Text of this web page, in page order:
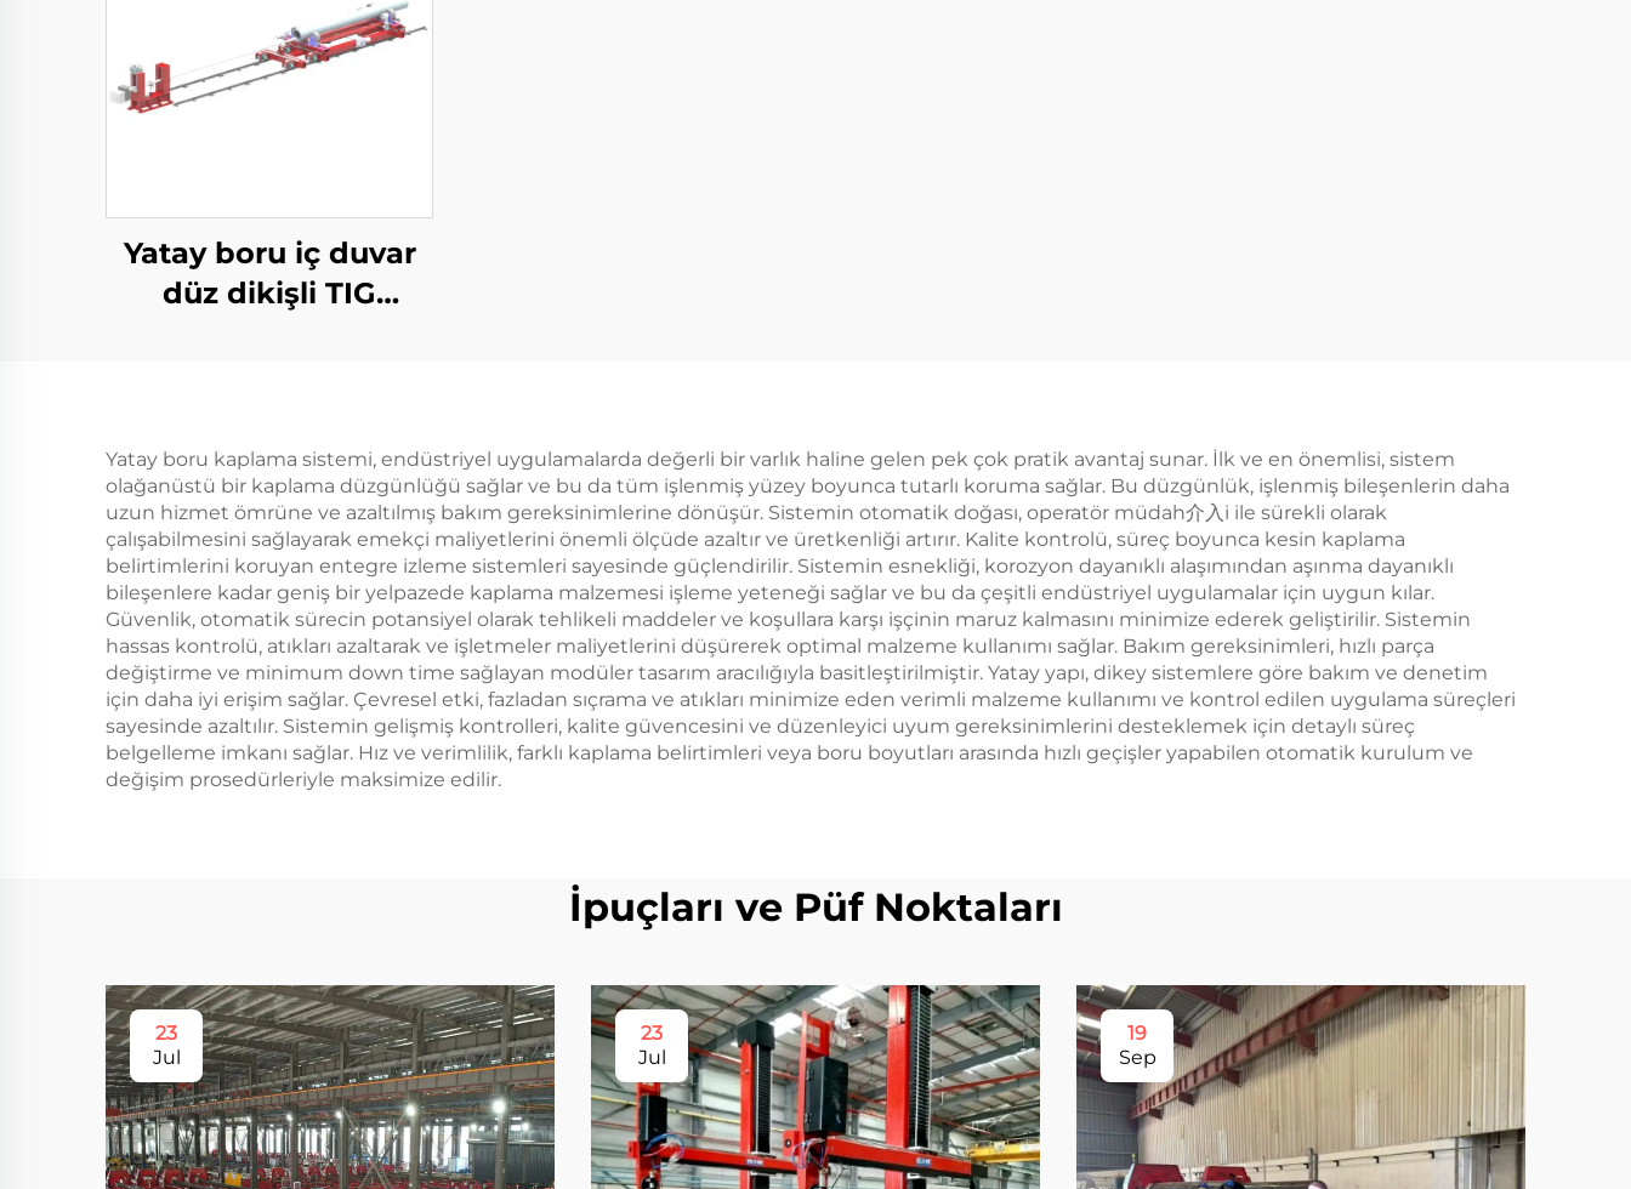
Yatay boru iç duvar
düz dikişli TIG
Yatay boru kaplama sistemi, endüstriyel uygulamalarda değerli bir varlık haline gelen pek çok pratik avantaj sunar. İlk ve en önemlisi, sistem
olağanüstü bir kaplama düzgünlüğü sağlar ve bu da tüm işlenmiş yüzey boyunca tutarlı koruma sağlar. Bu düzgünlük, işlenmiş bileşenlerin daha
uzun hizmet ömrüne ve azaltılmış bakım gereksinimlerine dönüşür. Sistemin otomatik doğası, operatör müdah介入i ile sürekli olarak
çalışabilmesini sağlayarak emekçi maliyetlerini önemli ölçüde azaltır ve üretkenliği artırır. Kalite kontrolü, süreç boyunca kesin kaplama
belirtimlerini koruyan entegre izleme sistemleri sayesinde güçlendirilir. Sistemin esnekliği, korozyon dayanıklı alaşımından aşınma dayanıklı
bileşenlere kadar geniş bir yelpazede kaplama malzemesi işleme yeteneği sağlar ve bu da çeşitli endüstriyel uygulamalar için uygun kılar.
Güvenlik, otomatik sürecin potansiyel olarak tehlikeli maddeler ve koşullara karşı işçinin maruz kalmasını minimize ederek geliştirilir. Sistemin
hassas kontrolü, atıkları azaltarak ve işletmeler maliyetlerini düşürerek optimal malzeme kullanımı sağlar. Bakım gereksinimleri, hızlı parça
değiştirme ve minimum down time sağlayan modüler tasarım aracılığıyla basitleştirilmiştir. Yatay yapı, dikey sistemlere göre bakım ve denetim
için daha iyi erişim sağlar. Çevresel etki, fazladan sıçrama ve atıkları minimize eden verimli malzeme kullanımı ve kontrol edilen uygulama süreçleri
sayesinde azaltılır. Sistemin gelişmiş kontrolleri, kalite güvencesini ve düzenleyici uyum gereksinimlerini desteklemek için detaylı süreç
belgelleme imkanı sağlar. Hız ve verimlilik, farklı kaplama belirtimleri veya boru boyutları arasında hızlı geçişler yapabilen otomatik kurulum ve
değişim prosedürleriyle maksimize edilir.
İpuçları ve Püf Noktaları
23
Jul
23
Jul
19
Sep